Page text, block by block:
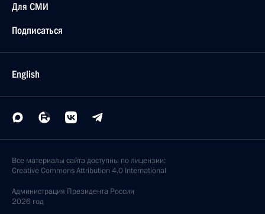
Для СМИ
Подписаться
English
Все материалы сайта доступны по лицензии:
Creative Commons Attribution 4.0 International
Администрация Президента России
2026 год